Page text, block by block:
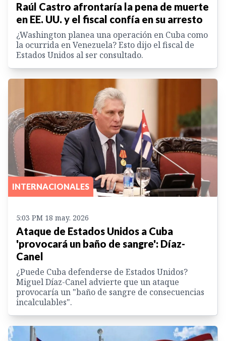
Raúl Castro afrontaría la pena de muerte
en EE. UU. y el fiscal confía en su arresto
¿Washington planea una operación en Cuba como
la ocurrida en Venezuela? Esto dijo el fiscal de
Estados Unidos al ser consultado.
INTERNACIONALES
5:03 PM 18 may. 2026
Ataque de Estados Unidos a Cuba
'provocará un baño de sangre': Díaz-
Canel
¿Puede Cuba defenderse de Estados Unidos?
Miguel Díaz-Canel advierte que un ataque
provocaría un "baño de sangre de consecuencias
incalculables".